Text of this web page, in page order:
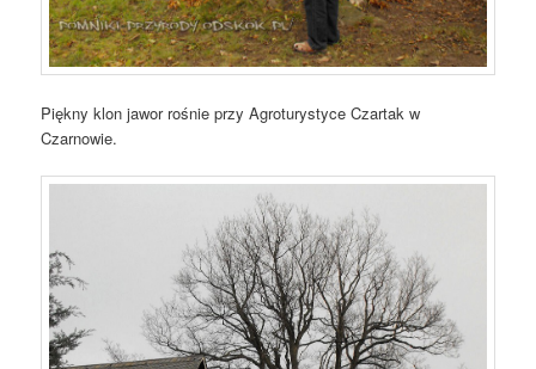
Piękny klon jawor rośnie przy Agroturystyce Czartak w
Czarnowie.